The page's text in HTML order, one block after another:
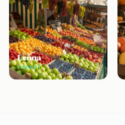
Leuna
1 MARKT